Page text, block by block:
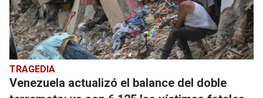
TRAGEDIA
Venezuela actualizó el balance del doble